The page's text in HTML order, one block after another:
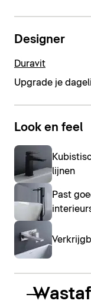
Designer
Duravit
Upgrade je
Look en feel
lijnen
Past